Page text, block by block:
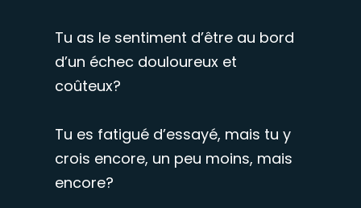
Tu as le sentiment d’être au bord
d’un échec douloureux et
coûteux?
Tu es fatigué d’essayé, mais tu y
crois encore, un peu moins, mais
encore?